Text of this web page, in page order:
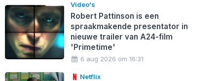
Video's
Robert Pattinson is een
spraakmakende presentator in
nieuwe trailer van A24-film
'Primetime'
6 aug 2026 om 16:31
Netflix